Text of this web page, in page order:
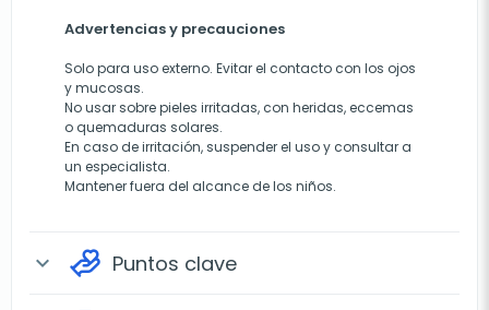
Advertencias y precauciones
Solo para uso externo. Evitar el contacto con los ojos
y mucosas.
No usar sobre pieles irritadas, con heridas, eccemas
o quemaduras solares.
En caso de irritación, suspender el uso y consultar a
un especialista.
Mantener fuera del alcance de los niños.
expand_more Puntos clave